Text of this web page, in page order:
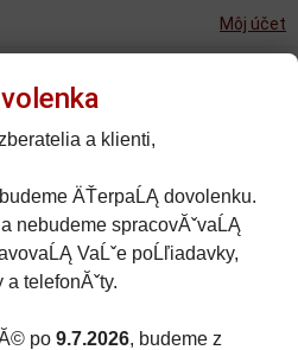
Môj účet
kusov
vyhľadávanie
(0)
Obľúbené (0)
a klienti,
ÄŤerpaĹĄ dovolenku.
nebudeme spracovĂˇvaĹĄ
VaĹˇe poĹľiadavky,
a telefonĂˇty.
po 9.7.2026, budeme z